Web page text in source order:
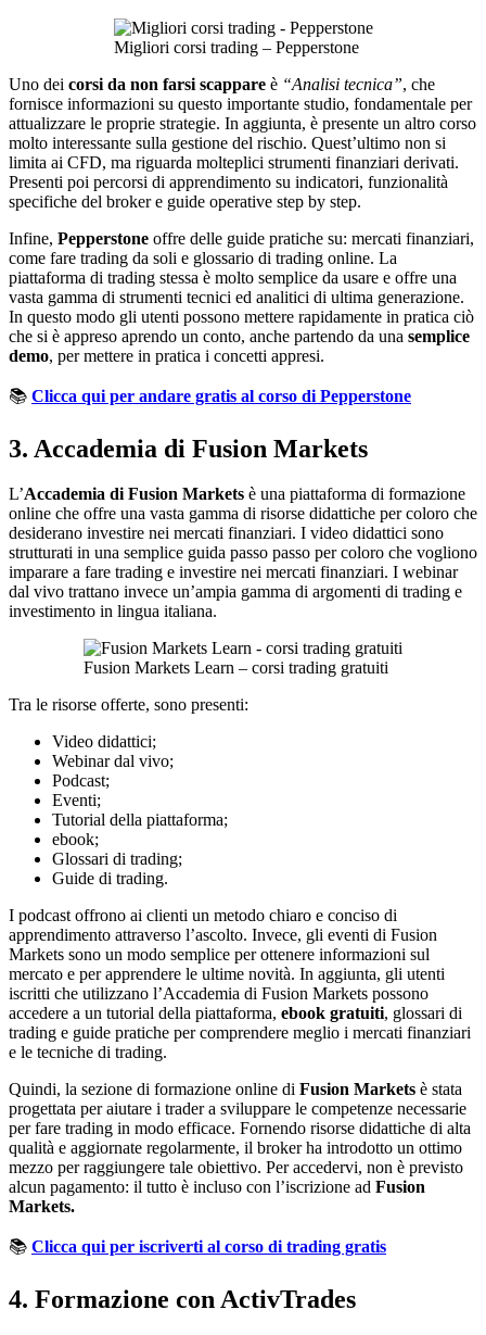
Migliori corsi trading – Pepperstone
Uno dei corsi da non farsi scappare è “Analisi tecnica”, che
fornisce informazioni su questo importante studio, fondamentale per
attualizzare le proprie strategie. In aggiunta, è presente un altro corso
molto interessante sulla gestione del rischio. Quest’ultimo non si
limita ai CFD, ma riguarda molteplici strumenti finanziari derivati.
Presenti poi percorsi di apprendimento su indicatori, funzionalità
specifiche del broker e guide operative step by step.
Infine, Pepperstone offre delle guide pratiche su: mercati finanziari,
come fare trading da soli e glossario di trading online. La
piattaforma di trading stessa è molto semplice da usare e offre una
vasta gamma di strumenti tecnici ed analitici di ultima generazione.
In questo modo gli utenti possono mettere rapidamente in pratica ciò
che si è appreso aprendo un conto, anche partendo da una semplice
demo, per mettere in pratica i concetti appresi.
📚 Clicca qui per andare gratis al corso di Pepperstone
3. Accademia di Fusion Markets
L’Accademia di Fusion Markets è una piattaforma di formazione
online che offre una vasta gamma di risorse didattiche per coloro che
desiderano investire nei mercati finanziari. I video didattici sono
strutturati in una semplice guida passo passo per coloro che vogliono
imparare a fare trading e investire nei mercati finanziari. I webinar
dal vivo trattano invece un’ampia gamma di argomenti di trading e
investimento in lingua italiana.
Fusion Markets Learn – corsi trading gratuiti
Tra le risorse offerte, sono presenti:
Video didattici;
Webinar dal vivo;
Podcast;
Eventi;
Tutorial della piattaforma;
ebook;
Glossari di trading;
Guide di trading.
I podcast offrono ai clienti un metodo chiaro e conciso di
apprendimento attraverso l’ascolto. Invece, gli eventi di Fusion
Markets sono un modo semplice per ottenere informazioni sul
mercato e per apprendere le ultime novità. In aggiunta, gli utenti
iscritti che utilizzano l’Accademia di Fusion Markets possono
accedere a un tutorial della piattaforma, ebook gratuiti, glossari di
trading e guide pratiche per comprendere meglio i mercati finanziari
e le tecniche di trading.
Quindi, la sezione di formazione online di Fusion Markets è stata
progettata per aiutare i trader a sviluppare le competenze necessarie
per fare trading in modo efficace. Fornendo risorse didattiche di alta
qualità e aggiornate regolarmente, il broker ha introdotto un ottimo
mezzo per raggiungere tale obiettivo. Per accedervi, non è previsto
alcun pagamento: il tutto è incluso con l’iscrizione ad Fusion
Markets.
📚 Clicca qui per iscriverti al corso di trading gratis
4. Formazione con ActivTrades